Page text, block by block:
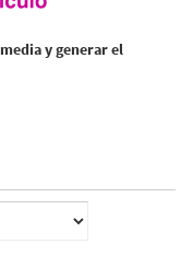
y generar el